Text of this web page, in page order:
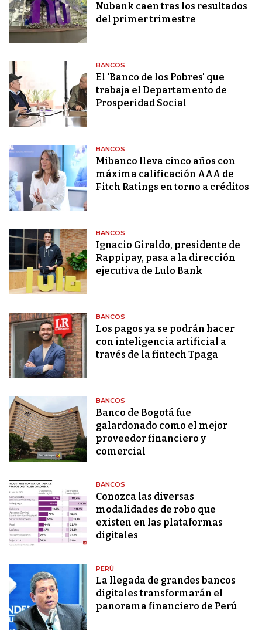
Nubank caen tras los resultados
del primer trimestre
BANCOS
El 'Banco de los Pobres' que
trabaja el Departamento de
Prosperidad Social
BANCOS
Mibanco lleva cinco años con
máxima calificación AAA de
Fitch Ratings en torno a créditos
BANCOS
Ignacio Giraldo, presidente de
Rappipay, pasa a la dirección
ejecutiva de Lulo Bank
BANCOS
Los pagos ya se podrán hacer
con inteligencia artificial a
través de la fintech Tpaga
BANCOS
Banco de Bogotá fue
galardonado como el mejor
proveedor financiero y
comercial
BANCOS
Conozca las diversas
modalidades de robo que
existen en las plataformas
digitales
PERÚ
La llegada de grandes bancos
digitales transformarán el
panorama financiero de Perú